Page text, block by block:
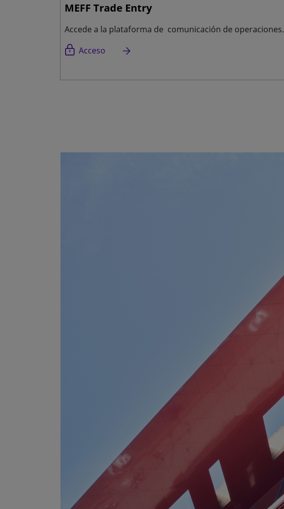
MEFF Trade Entry
Accede a la plataforma de comunicación de operaciones.
Acceso
se abre en una pestaña nueva